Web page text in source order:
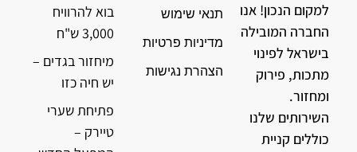
למקום הנכון! אנו
החברה המובילה
בישראל לפינוי
מתכות, פירוק
ומחזור.
השירותים שלנו
כוללים קניית
תנאי שימוש
מדיניות פרטיות
הצהרת נגישות
בוא להרוויח
3,000 ש"ח
מיחזור בגדים –
יש חיה כזו
פתיחת שערי
טיירק –